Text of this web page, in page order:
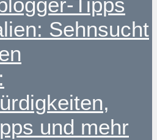
Sehnsucht
und mehr